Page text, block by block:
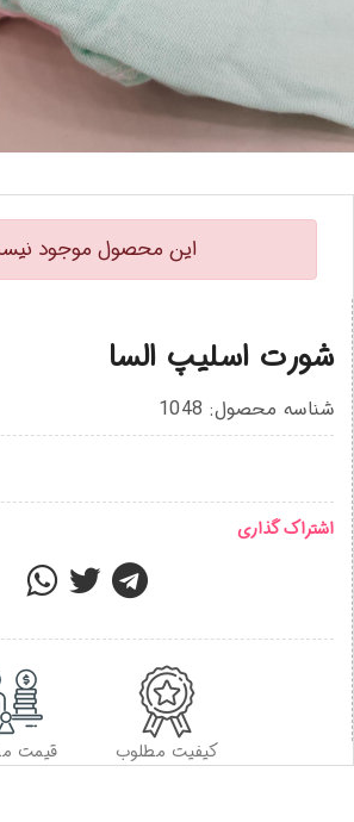
این محصول موجود
شورت اسلیپ السا
شناسه محصول: 1048
اشتراک گذاری
قیمت کیفیت مطلوب